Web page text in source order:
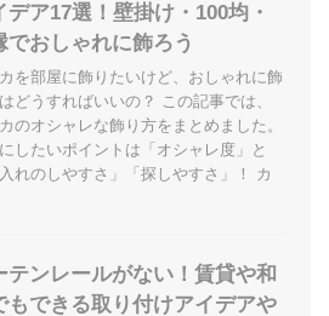
デア17選！壁掛け・100均・
でおしゃれに飾ろう
カを部屋に飾りたいけど、おしゃれに飾
どうすればいいの？ この記事では、
のオシャレな飾り方をまとめました。
したいポイントは「オシャレ度」と
入れのしやすさ」「探しやすさ」！ カ
テンレールがない！賃貸や和
もできる取り付けアイデアや